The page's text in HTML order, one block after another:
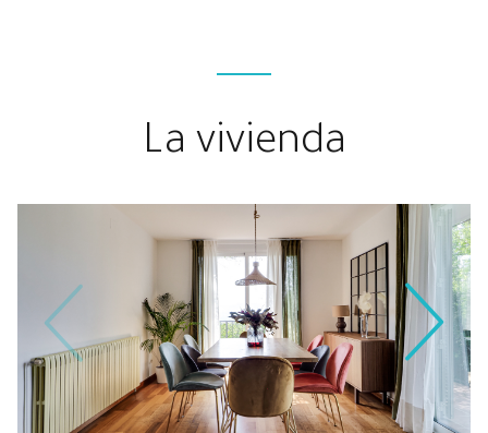
La vivienda